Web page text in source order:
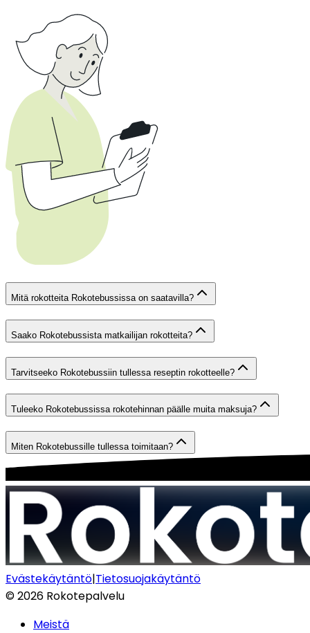
Mitä rokotteita Rokotebussissa on saatavilla?
Saako Rokotebussista matkailijan rokotteita?
Tarvitseeko Rokotebussiin tullessa reseptin rokotteelle?
Tuleeko Rokotebussissa rokotehinnan päälle muita maksuja?
Miten Rokotebussille tullessa toimitaan?
Evästekäytäntö|Tietosuojakäytäntö
©2026 Rokotepalvelu
Meistä